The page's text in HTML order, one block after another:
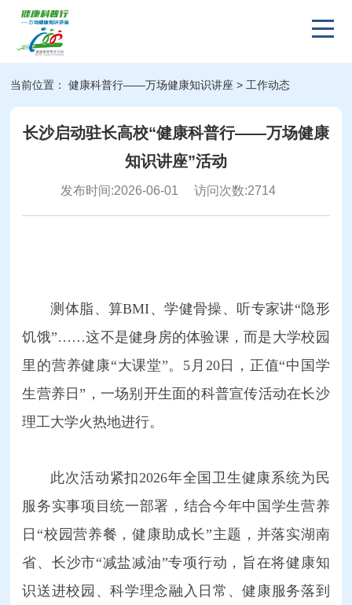
当前位置：健康科普行——万场健康知识讲座 > 工作动态
长沙启动驻长高校“健康科普行——万场健康
知识讲座”活动
发布时间:2026-06-01 访问次数:2714
测体脂、算BMI、学健骨操、听专家讲“隐形
饥饿”……这不是健身房的体验课，而是大学校园
里的营养健康“大课堂”。5月20日，正值“中国学
生营养日”，一场别开生面的科普宣传活动在长沙
理工大学火热地进行。
此次活动紧扣2026年全国卫生健康系统为民
服务实事项目统一部署，结合今年中国学生营养
日“校园营养餐，健康助成长”主题，并落实湖南
省、长沙市“减盐减油”专项行动，旨在将健康知
识送进校园、科学理念融入日常、健康服务落到